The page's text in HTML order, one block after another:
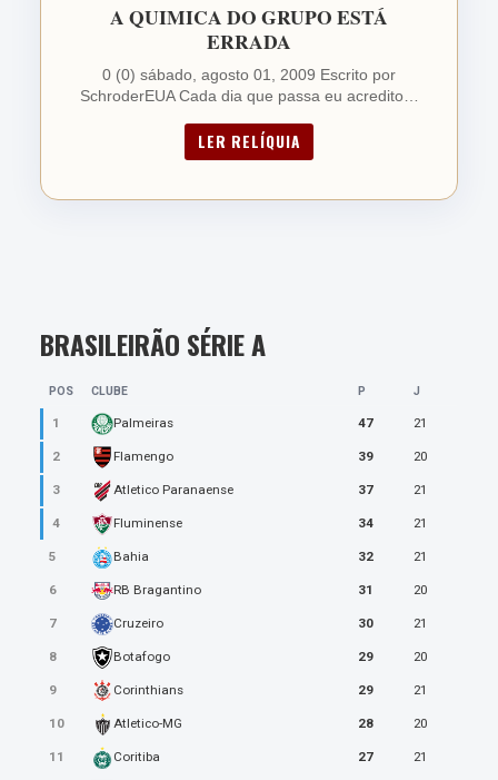
5.0
PAULINHO PAULA
M • Entrou aos 62'
5.0
A QUIMICA DO GRUPO ESTÁ
ERRADA
0 (0) sábado, agosto 01, 2009 Escrito por
SchroderEUA Cada dia que passa eu acredito…
LER RELÍQUIA
BRASILEIRÃO SÉRIE A
POS CLUBE P J
1 Palmeiras 47 21
2 Flamengo 39 20
3 Atletico Paranaense 37 21
4 Fluminense 34 21
5 Bahia 32 21
6 RB Bragantino 31 20
7 Cruzeiro 30 21
8 Botafogo 29 20
9 Corinthians 29 21
10 Atletico-MG 28 20
11 Coritiba 27 21